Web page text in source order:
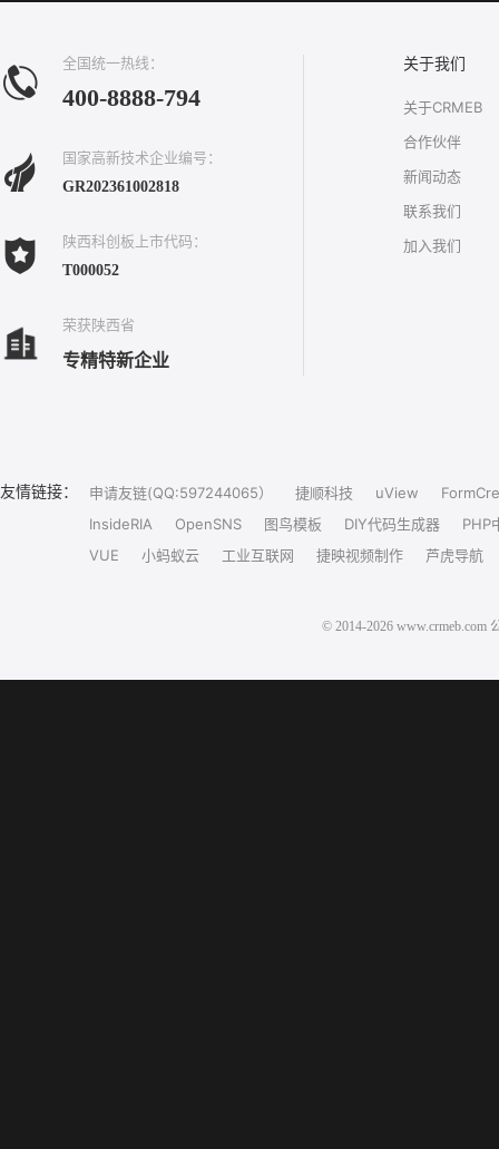
全国统一热线：
400-8888-794
国家高新技术企业编号：
GR202361002818
陕西科创板上市代码：
T000052
荣获陕西省
专精特新企业
关于我们
关于CRMEB
合作伙伴
新闻动态
联系我们
加入我们
友情链接： 申请友链(QQ:597244065） 捷顺科技 uView
InsideRIA
OpenSNS 图鸟模板 DIY代码生成器
PHP
VUE
小蚂蚁云 工业互联网 捷映视频制作 芦虎导航
© 2014-2026